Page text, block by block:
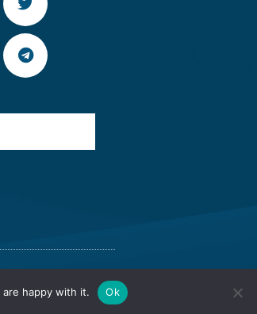
happy with it. Ok